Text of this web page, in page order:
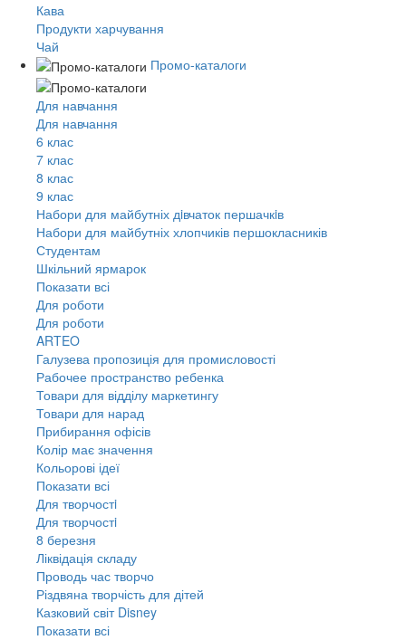
Кава
Продукти харчування
Чай
Промо-каталоги
Для навчання
Для навчання
6 клас
7 клас
8 клас
9 клас
Набори для майбутніх дiвчаток першачкiв
Набори для майбутніх хлопчиків першокласників
Студентам
Шкільний ярмарок
Показати всі
Для роботи
Для роботи
ARTEO
Галузева пропозиція для промисловості
Рабочее пространство ребенка
Товари для відділу маркетингу
Товари для нарад
Прибирання офісів
Колір має значення
Кольорові ідеї
Показати всі
Для творчостi
Для творчостi
8 березня
Ліквідація складу
Проводь час творчо
Різдвяна творчість для дітей
Казковий світ Disney
Показати всі